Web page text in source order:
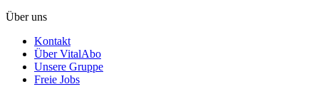
Über uns
Kontakt
Über VitalAbo
Unsere Gruppe
Freie Jobs